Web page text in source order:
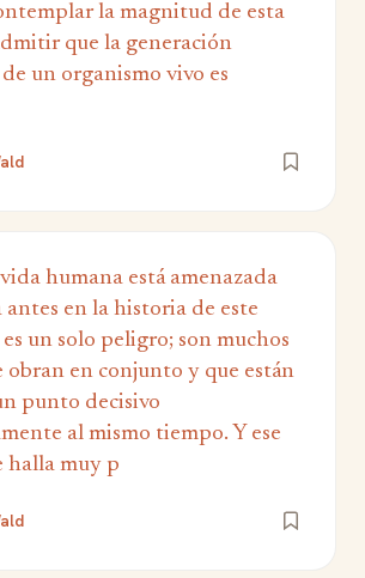
la magnitud de esta
que la generación
un organismo vivo es
humana está amenazada
antes en la historia de este
un solo peligro; son muchos
obran en conjunto y que están
punto decisivo
al mismo tiempo. Y ese
halla muy p